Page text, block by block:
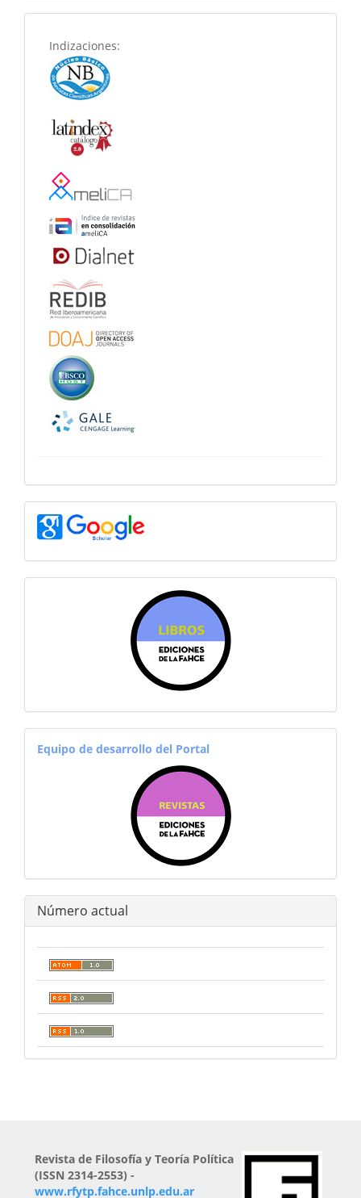
Indizaciones:
googlescholar
equiporevistas
Equipo de desarrollo del Portal
Número actual
Revista de Filosofía y Teoría Política
(ISSN 2314-2553) -
www.rfytp.fahce.unlp.edu.ar